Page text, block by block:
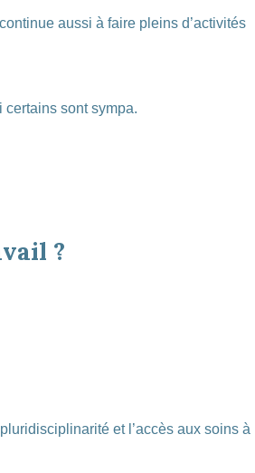
aussi à faire pleins d’activités
sont sympa.
?
et l’accès aux soins à